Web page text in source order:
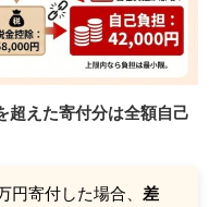
超えた寄付分は全額自己
円寄付した場合、
差